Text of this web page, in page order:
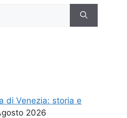
di Venezia: storia e
2026